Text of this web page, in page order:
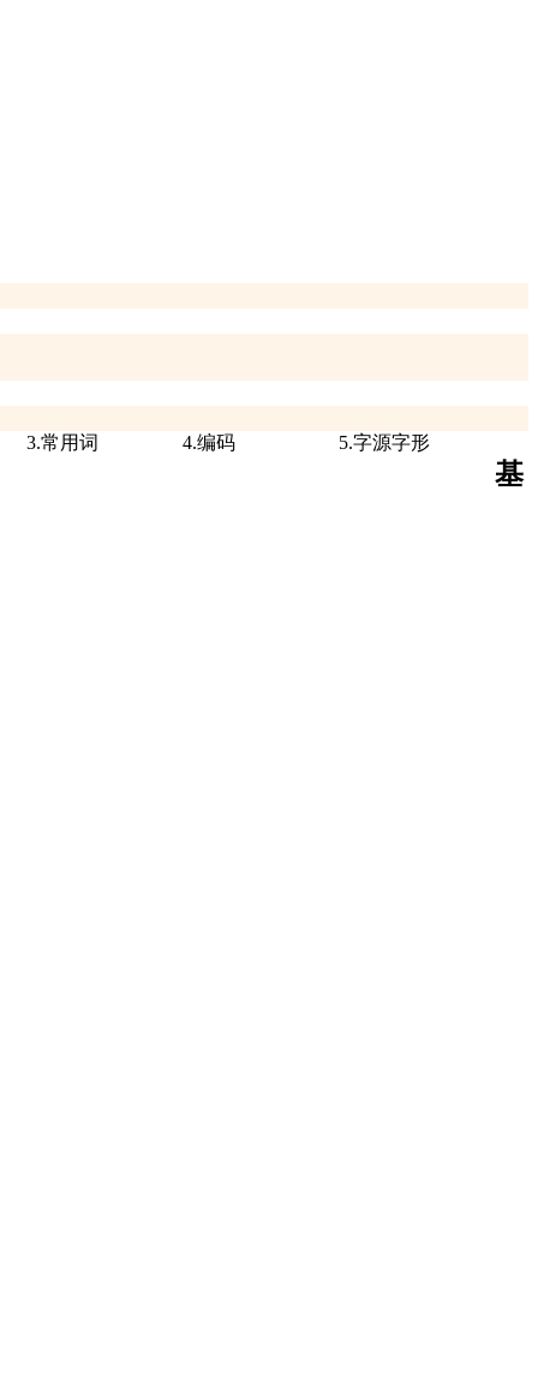
3.常用词 4.编码 5.字源字形
基